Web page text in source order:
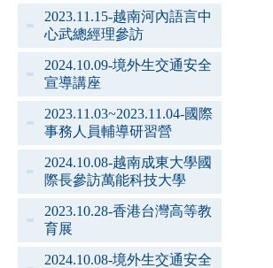
2023.11.15-越南河內語言中
心武總經理參訪
2024.10.09-境外生交通安全
宣導講座
2023.11.03~2023.11.04-國際
事務人員輔導研習營
2024.10.08-越南成東大學國
際長參訪萬能科技大學
2023.10.28-香港台灣高等教
育展
2024.10.08-境外生交通安全